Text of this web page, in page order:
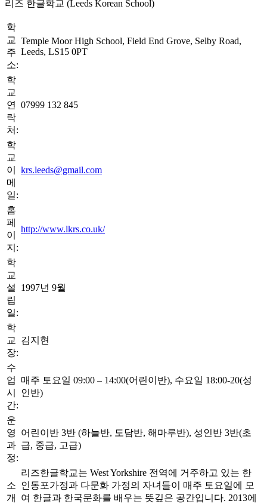
리즈 한글학교 (Leeds Korean School)
학
교
주
소:
Temple Moor High School, Field End Grove, Selby Road,
Leeds, LS15 0PT
학
교
연
락
처:
07999 132 845
학
교
이
메
일:
krs.leeds@gmail.com
홈
페
이
지:
http://www.lkrs.co.uk/
학
교
설
립
일:
1997년 9월
학
교
장:
김지현
수
업
시
간:
매주 토요일 09:00 – 14:00(어린이반), 수요일 18:00-20(성
인반)
운
영
과
정:
어린이반 3반 (하늘반, 도담반, 해마루반), 성인반 3반(초
급, 중급, 고급)
소
개
리즈한글학교는 West Yorkshire 전역에 거주하고 있는 한
인동포가정과 다문화 가정의 자녀들이 매주 토요일에 모
여 한글과 한국문화를 배우는 뜻깊은 공간입니다. 2013에